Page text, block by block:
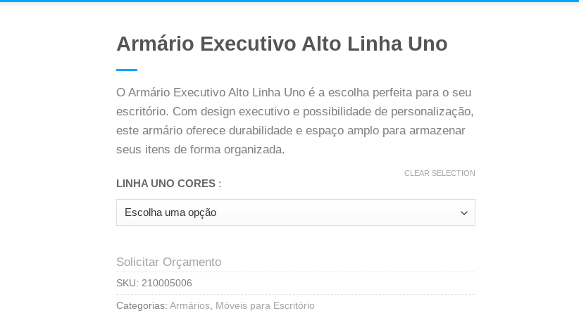
Armário Executivo Alto Linha Uno
O Armário Executivo Alto Linha Uno é a escolha perfeita para o seu
escritório. Com design executivo e possibilidade de personalização,
este armário oferece durabilidade e espaço amplo para armazenar
seus itens de forma organizada.
LINHA UNO CORES :
CLEAR SELECTION
Solicitar Orçamento
SKU: 210005006
Categorias: Armários, Móveis para Escritório